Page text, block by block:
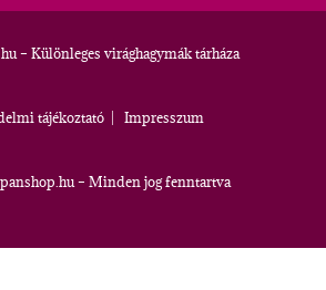
– Különleges virághagymák tárháza
tájékoztató| Impresszum
– Minden jog fenntartva